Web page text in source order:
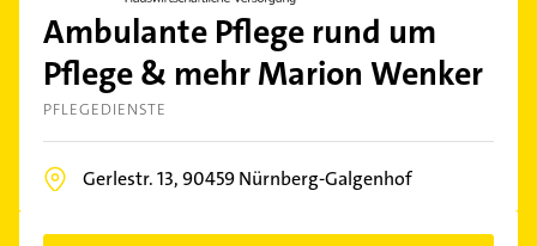
Ambulante Pflege rund um
Pflege & mehr Marion Wenker
PFLEGEDIENSTE
Gerlestr. 13,90459Nürnberg-Galgenhof